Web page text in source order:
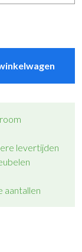
levertijden
aantallen